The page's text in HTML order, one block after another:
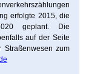
erfolgte 2015, die
geplant. Die
auf der Seite
Straßenwesen zum